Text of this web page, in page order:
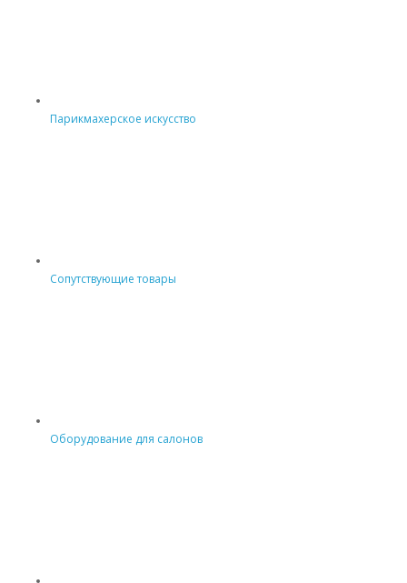
Парикмахерское искусство
Сопутствующие товары
Оборудование для салонов